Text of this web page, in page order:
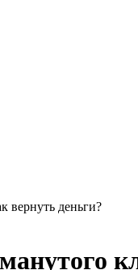
вернуть деньги?